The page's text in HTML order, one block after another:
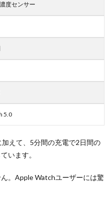
度センサー
5.0
加えて、5分間の充電で2日間の
います。
。Apple Watchユーザーには驚